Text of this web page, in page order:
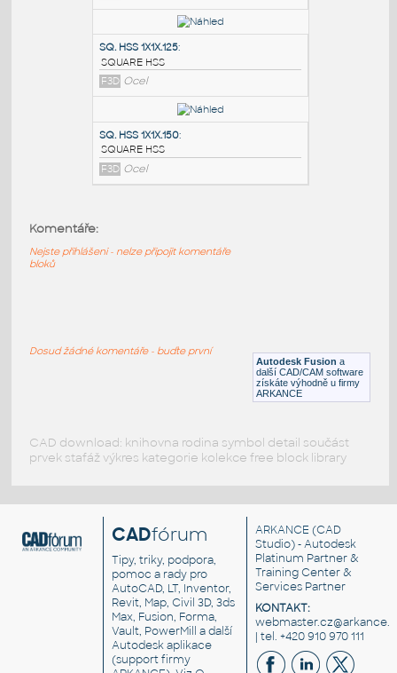
SQ.HSS 7X7X.375:
SQUARE HSS
F3D Ocel
SQ. HSS 1X1X.110:
SQUARE HSS
F3D Ocel
F3D Ocel
Autodesk Fusion a
další CAD/CAM software
získáte výhodně u firmy
ARKANCE
Komentáře:
Nejste přihlášeni - nelze připojit komentáře
bloků
Dosud žádné komentáře - buďte první
CAD download: knihovna rodina symbol detail součást
prvek stafáž výkres kategorie kolekce free block library
CADfórum
Tipy, triky, podpora,
pomoc a rady pro
AutoCAD, LT, Inventor,
Revit, Map, Civil 3D, 3ds
Max, Fusion, Forma,
Vault, PowerMill a další
Autodesk aplikace
(support firmy
ARKANCE (CAD
Studio) - Autodesk
Platinum Partner &
Training Center &
Services Partner
KONTAKT:
| tel. +420 910 970 111